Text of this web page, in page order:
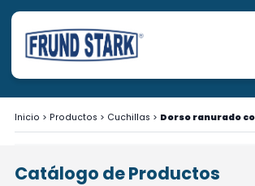
Inicio > Productos > Cuchillas > Dorso ranurado
Catálogo de Productos